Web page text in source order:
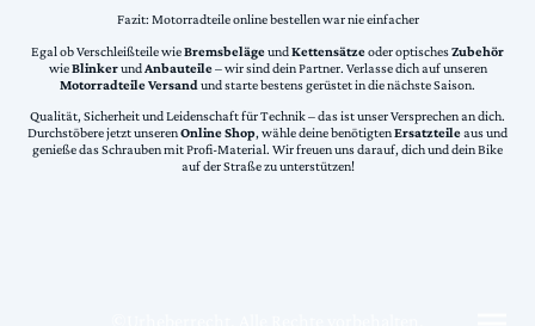
Fazit: Motorradteile online bestellen war nie einfacher
Egal ob Verschleißteile wieBremsbelägeundKettensätzeoder optischesZubehör
wieBlinkerundAnbauteile– wir sind dein Partner. Verlasse dich auf unseren
Motorradteile Versand und starte bestens gerüstet in die nächste Saison.
Qualität, Sicherheit und Leidenschaft für Technik – das ist unser Versprechen an dich.
Durchstöbere jetzt unserenOnline Shop, wähle deine benötigtenErsatzteileaus und
genieße das Schrauben mit Profi-Material. Wir freuen uns darauf, dich und dein Bike
auf der Straße zu unterstützen!